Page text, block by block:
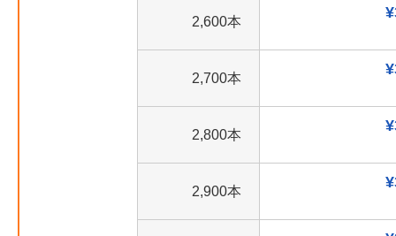
2,600本
2,700本
2,800本
2,900本